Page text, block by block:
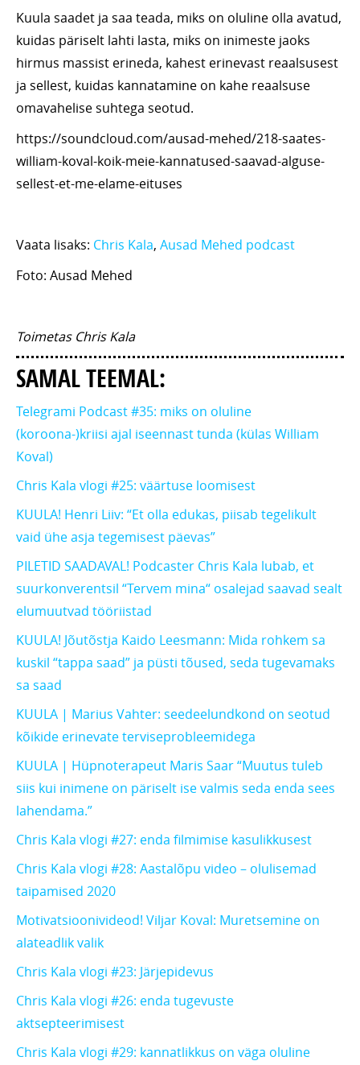
Kuula saadet ja saa teada, miks on oluline olla avatud,
kuidas päriselt lahti lasta, miks on inimeste jaoks
hirmus massist erineda, kahest erinevast reaalsusest
ja sellest, kuidas kannatamine on kahe reaalsuse
omavahelise suhtega seotud.
https://soundcloud.com/ausad-mehed/218-saates-
william-koval-koik-meie-kannatused-saavad-alguse-
sellest-et-me-elame-eituses
Vaata lisaks: Chris Kala, Ausad Mehed podcast
Foto: Ausad Mehed
Toimetas Chris Kala
SAMAL TEEMAL:
Telegrami Podcast #35: miks on oluline
(koroona-)kriisi ajal iseennast tunda (külas William
Koval)
Chris Kala vlogi #25: väärtuse loomisest
KUULA! Henri Liiv: “Et olla edukas, piisab tegelikult
vaid ühe asja tegemisest päevas”
PILETID SAADAVAL! Podcaster Chris Kala lubab, et
suurkonverentsil “Tervem mina“ osalejad saavad sealt
elumuutvad tööriistad
KUULA! Jõutõstja Kaido Leesmann: Mida rohkem sa
kuskil “tappa saad” ja püsti tõused, seda tugevamaks
sa saad
KUULA | Marius Vahter: seedeelundkond on seotud
kõikide erinevate terviseprobleemidega
KUULA | Hüpnoterapeut Maris Saar “Muutus tuleb
siis kui inimene on päriselt ise valmis seda enda sees
lahendama.”
Chris Kala vlogi #27: enda filmimise kasulikkusest
Chris Kala vlogi #28: Aastalõpu video – olulisemad
taipamised 2020
Motivatsioonivideod! Viljar Koval: Muretsemine on
alateadlik valik
Chris Kala vlogi #23: Järjepidevus
Chris Kala vlogi #26: enda tugevuste
aktsepteerimisest
Chris Kala vlogi #29: kannatlikkus on väga oluline